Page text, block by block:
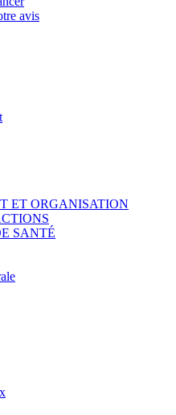
avis
ET ORGANISATION
SANTÉ